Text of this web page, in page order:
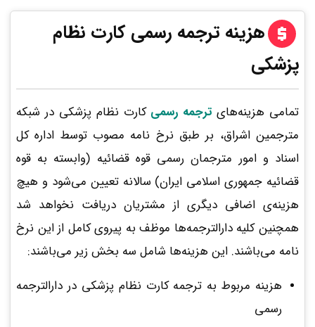
هزینه ترجمه رسمی کارت نظام
پزشکی
تمامی هزینه‌های ترجمه رسمی کارت نظام پزشکی در شبکه
مترجمین اشراق، بر طبق نرخ نامه مصوب توسط اداره کل
اسناد و امور مترجمان رسمی قوه قضائیه (وابسته به قوه
قضائیه جمهوری اسلامی ایران) سالانه تعیین می‌شود و هیچ
هزینه‌ی اضافی دیگری از مشتریان دریافت نخواهد شد
همچنین کلیه دارالترجمه‌ها موظف به پیروی کامل از این نرخ
نامه می‌باشند. این هزینه‌ها شامل سه بخش زیر می‌باشند:
هزینه مربوط به ترجمه کارت نظام پزشکی در دارالترجمه
رسمی